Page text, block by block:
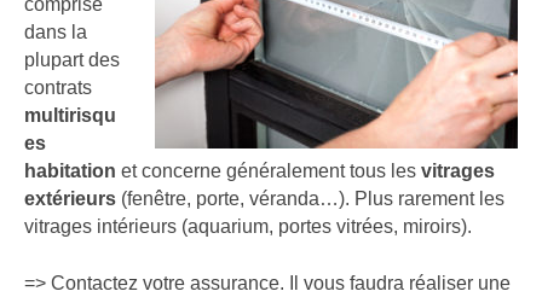
dans la
plupart des
contrats
multirisqu
es
habitation et concerne généralement tous les vitrages
extérieurs (fenêtre, porte, véranda…). Plus rarement les
vitrages intérieurs (aquarium, portes vitrées, miroirs).
=> Contactez votre assurance. Il vous faudra réaliser une